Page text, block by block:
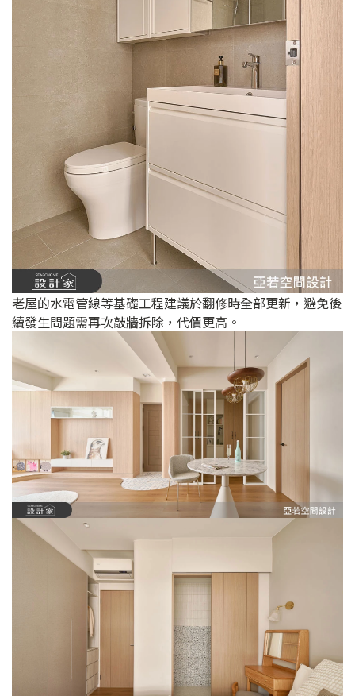
老屋的水電管線等基礎工程建議於翻修時全部更新，避免後
續發生問題需再次敲牆拆除，代價更高。